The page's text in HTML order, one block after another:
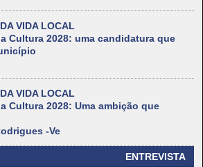
VIDA LOCAL
Cultura 2028: uma candidatura que
VIDA LOCAL
Cultura 2028: Uma ambição que
-Ve
ENTREVISTA